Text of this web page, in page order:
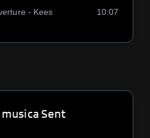
- Kees
10:07
Sent